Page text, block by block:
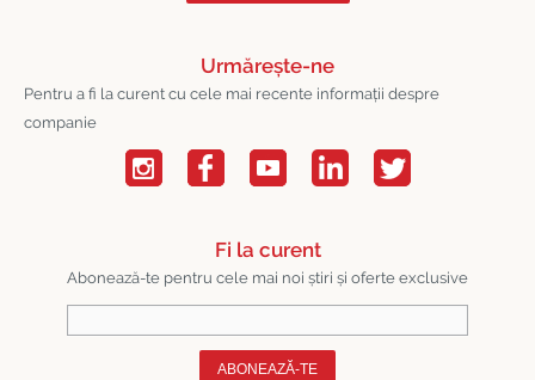
Urmărește-ne
Pentru a fi la curent cu cele mai recente informații despre
companie
Fi la curent
Abonează-te pentru cele mai noi știri și oferte exclusive
ABONEAZĂ-TE